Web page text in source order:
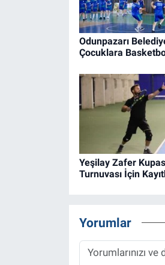
Odunpazarı
Çocuklara
Yeşilay Zafer
Turnuvası İçin
Yorumlar